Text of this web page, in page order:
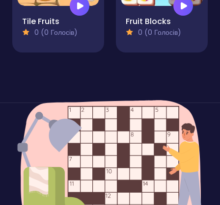
Tile Fruits
0 (0 Голосів)
Fruit Blocks
0 (0 Голосів)